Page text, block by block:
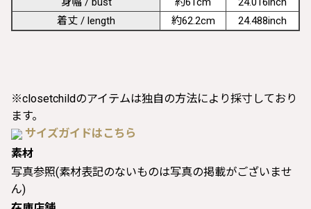
着丈 / length
約62.2cm 24.488inch
※closetchildのアイテムは独自の方法により採寸しており
ます。
サイズガイドはこちら
素材
写真参照(素材表記のないものは写真の掲載がございませ
ん)